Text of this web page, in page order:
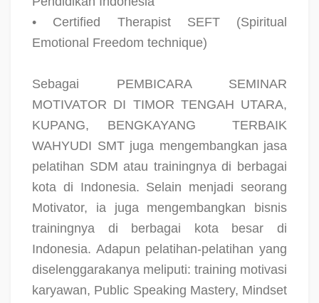
• Certified Therapist SEFT (Spiritual
Emotional Freedom technique)
Sebagai PEMBICARA SEMINAR
MOTIVATOR DI TIMOR TENGAH UTARA,
KUPANG, BENGKAYANG
TERBAIK
WAHYUDI SMT juga mengembangkan jasa
pelatihan SDM atau trainingnya di berbagai
kota di Indonesia. Selain menjadi seorang
Motivator, ia juga mengembangkan bisnis
trainingnya di berbagai kota besar di
Indonesia. Adapun pelatihan-pelatihan yang
diselenggarakanya meliputi: training motivasi
karyawan, Public Speaking Mastery, Mindset